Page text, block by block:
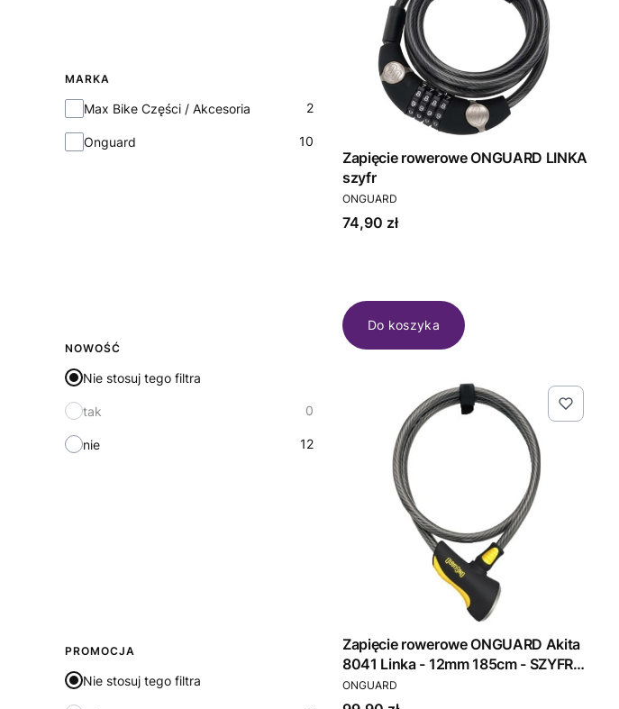
MARKA
MarkaMax Bike Części / Akcesoria 2
Onguard 10
NOWOŚĆ
Nie stosuj tego filtra
tak 0
nie 12
PROMOCJA
Nie stosuj tego filtra
Zapięcie rowerowe ONGUARD LINKA
szyfr
PRODUCENT
ONGUARD
Cena
74,90 zł
Do koszyka
Zapięcie rowerowe ONGUARD Akita
8041 Linka - 12mm 185cm - SZYFR
(NEW)
PRODUCENT
ONGUARD